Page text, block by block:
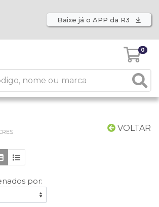
Baixe já o APP da R3
0
VOLTAR
por: